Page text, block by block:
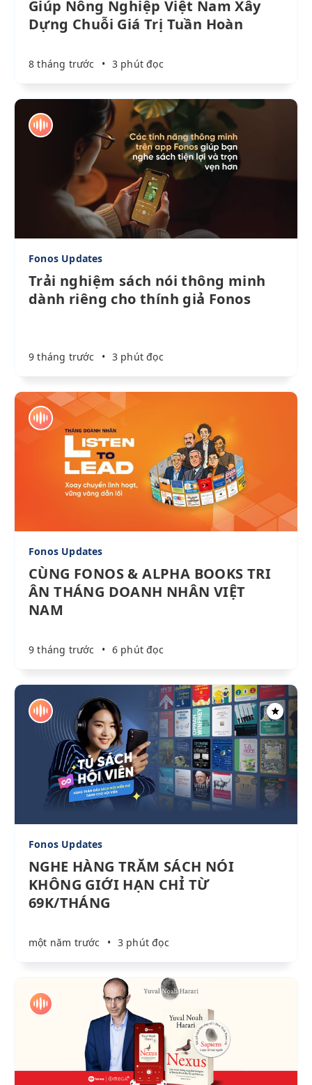
Giúp Nông Nghiệp Việt Nam Xây
Dựng Chuỗi Giá Trị Tuần Hoàn
8 tháng trước • 3 phút đọc
Fonos Updates
Trải nghiệm sách nói thông minh
dành riêng cho thính giả Fonos
9 tháng trước • 3 phút đọc
Fonos Updates
CÙNG FONOS & ALPHA BOOKS TRI
ÂN THÁNG DOANH NHÂN VIỆT
NAM
9 tháng trước • 6 phút đọc
Fonos Updates
NGHE HÀNG TRĂM SÁCH NÓI
KHÔNG GIỚI HẠN CHỈ TỪ
69K/THÁNG
một năm trước • 3 phút đọc